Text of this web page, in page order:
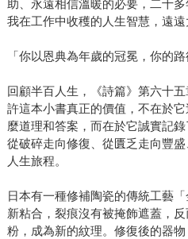
助、永遠相信溫暖的必要，二十
我在工作中收穫的人生智慧，遠遠
「你以恩典為年歲的冠冕，你的路
回顧半百人生，《詩篇》第六十
許這本小書真正的價值，不在於
麼道理和答案，而在於它誠實記
從破碎走向修復、從匱乏走向豐
人生旅程。
日本有一種修補陶瓷的傳統工藝
新粘合，裂痕沒有被掩飾遮蓋，
粉，成為新的紋理。修復後的器